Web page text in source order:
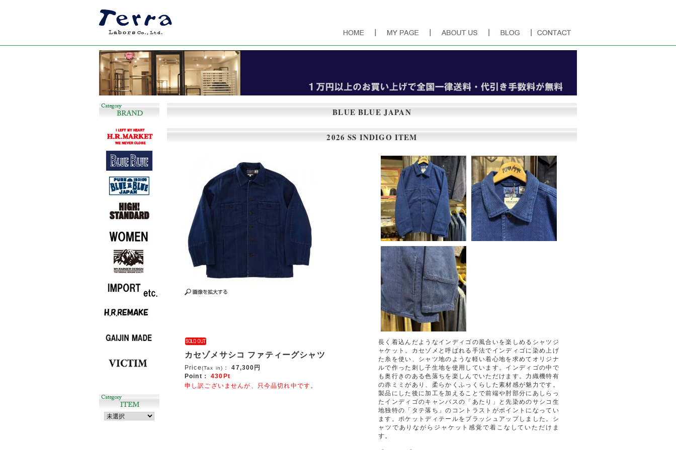
BLUE BLUE JAPAN
2026 SS INDIGO ITEM
カセゾメサシコ ファティーグシャツ
Price(Tax in) ：47,300円
Point：
430Pt
申し訳ございませんが、只今品切れ中です。
長く着込んだようなインディゴの風合いを楽しめるシャツジ
ャケット。カセゾメと呼ばれる手法でインディゴに染め上げ
た糸を使い、シャツ地のような軽い着心地を求めてオリジナ
ルで作った刺し子生地を使用しています。インディゴの中で
も奥行きのある色落ちを楽しんでいただけます。力織機特有
の赤ミミがあり、柔らかくふっくらした素材感が魅力です。
製品にした後に加工を加えることで前端や肘部分にあしらっ
たインディゴのキャンバスの「あたり」と先染めのサシコ生
地独特の「タテ落ち」のコントラストがポイントになってい
ます。ポケットディテールをブラッシュアップしました。シ
ャツでありながらジャケット感覚で着こなしていただけま
す。